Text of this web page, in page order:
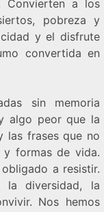
Convierten a los
pobreza y
y el disfrute
convertida en
sin memoria
algo peor que la
las frases que no
y formas de vida.
a resistir.
la diversidad, la
Nos hemos